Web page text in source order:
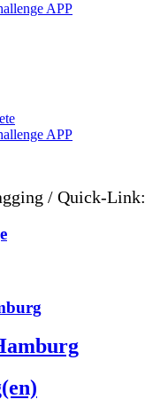
APP
APP
/ Quick-Link: